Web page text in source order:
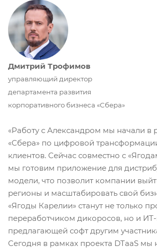
Дмитрий Трофимов
управляющий директор
департамента развития
корпоративного бизнеса «Сбера»
«Работу с Александром мы начали в
«Сбера» по цифровой
клиентов. Сейчас совместно с
мы готовим приложение для
модели, что позволит компании
регионы и масштабировать свой
«Ягоды Карелии» станут не только
переработчиком дикоросов, но и
предлагающей софт другим
Сегодня в рамках проекта DTaaS мы